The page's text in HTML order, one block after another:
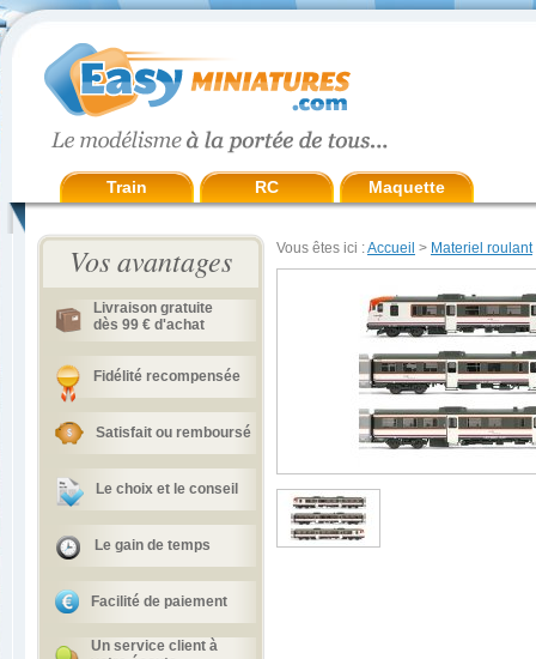
Train RC Maquette
Vos avantages
Livraison gratuite
dès 99 € d'achat
Fidélité recompensée
Satisfait ou remboursé
Le choix et le conseil
Le gain de temps
Facilité de paiement
Un service client à
Vous êtes ici :Accueil > Materiel roulant